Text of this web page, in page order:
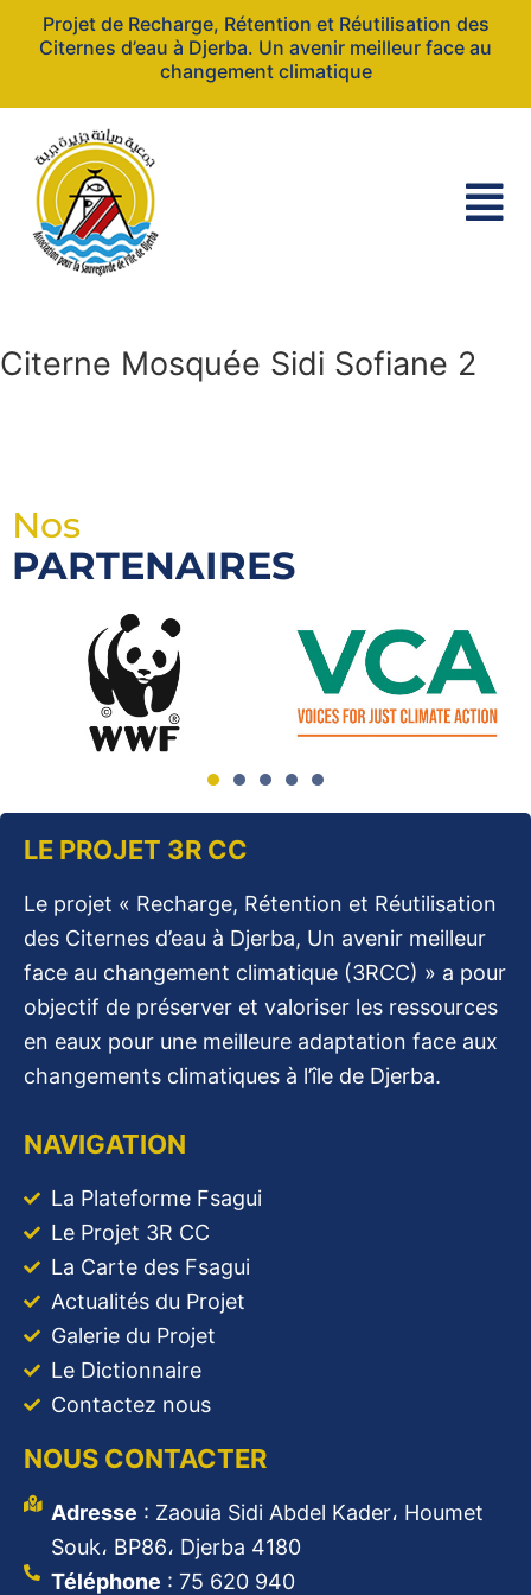
Projet de Recharge, Rétention et Réutilisation des
Citernes d’eau à Djerba. Un avenir meilleur face au
changement climatique
Citerne Mosquée Sidi Sofiane 2
Nos
PARTENAIRES
LE PROJET 3R CC
Le projet « Recharge, Rétention et Réutilisation
des Citernes d’eau à Djerba, Un avenir meilleur
face au changement climatique (3RCC) » a pour
objectif de préserver et valoriser les ressources
en eaux pour une meilleure adaptation face aux
changements climatiques à l’île de Djerba.
NAVIGATION
La Plateforme Fsagui
Le Projet 3R CC
La Carte des Fsagui
Actualités du Projet
Galerie du Projet
Le Dictionnaire
Contactez nous
NOUS CONTACTER
Adresse : Zaouia Sidi Abdel Kader، Houmet
Souk، BP86، Djerba 4180
Téléphone : 75 620 940